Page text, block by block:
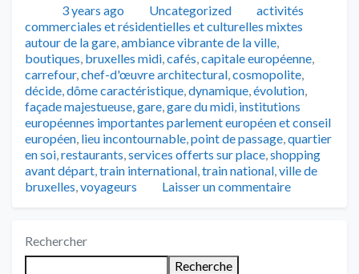
Publié3 years ago Catégories
Uncategorized Tags
activités
commerciales et résidentielles et culturelles mixtes
autour de la gare,ambiance vibrante de la ville,
boutiques, bruxelles midi,cafés,capitale européenne,
carrefour,chef-d'œuvre architectural,cosmopolite,
décide,dôme caractéristique,dynamique,évolution,
façade majestueuse,gare,gare du midi, institutions
européennes importantes parlement européen et conseil
européen, lieu incontournable,point de passage,quartier
en soi,restaurants,services offerts sur place,shopping
avant départ,train international,train national,ville de
bruxelles,voyageurs Laisser un commentaire
Rechercher
Recherche